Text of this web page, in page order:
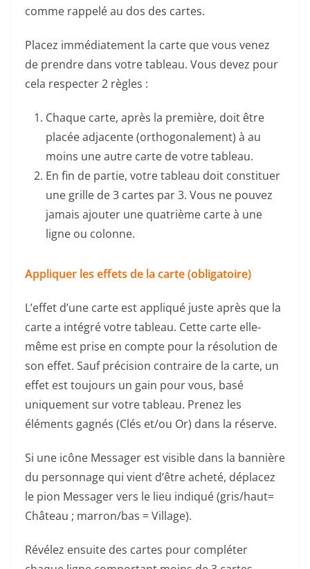
comme rappelé au dos des cartes.
Placez immédiatement la carte que vous venez
de prendre dans votre tableau. Vous devez pour
cela respecter 2 règles :
Chaque carte, après la première, doit être
placée adjacente (orthogonalement) à au
moins une autre carte de votre tableau.
En fin de partie, votre tableau doit constituer
une grille de 3 cartes par 3. Vous ne pouvez
jamais ajouter une quatrième carte à une
ligne ou colonne.
Appliquer les effets de la carte (obligatoire)
L’effet d’une carte est appliqué juste après que la
carte a intégré votre tableau. Cette carte elle-
même est prise en compte pour la résolution de
son effet. Sauf précision contraire de la carte, un
effet est toujours un gain pour vous, basé
uniquement sur votre tableau. Prenez les
éléments gagnés (Clés et/ou Or) dans la réserve.
Si une icône Messager est visible dans la bannière
du personnage qui vient d’être acheté, déplacez
le pion Messager vers le lieu indiqué (gris/haut=
Château ; marron/bas = Village).
Révélez ensuite des cartes pour compléter